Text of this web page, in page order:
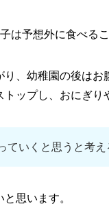
は予想外に食べる
、幼稚園の後は
ップし、おにぎり
ていくと思うと考え
思います。